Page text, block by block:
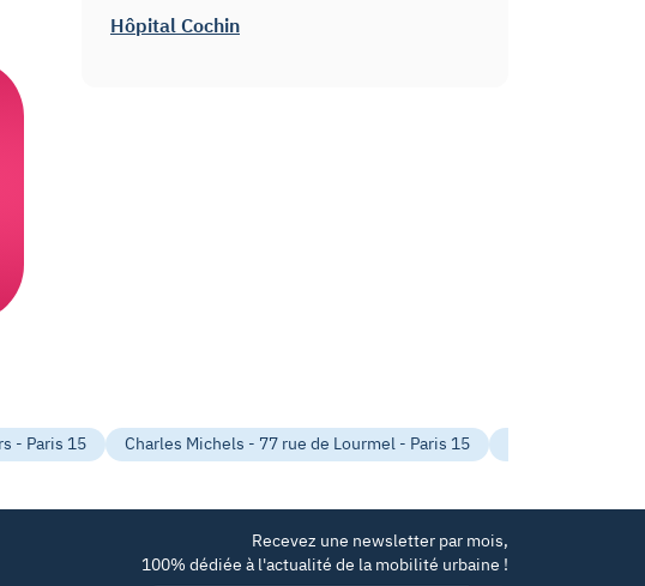
Hôpital Cochin
- Paris 15 Charles Michels - 77 rue de Lourmel - Paris 15
Recevez une newsletter par mois,
100% dédiée à l'actualité de la mobilité urbaine !